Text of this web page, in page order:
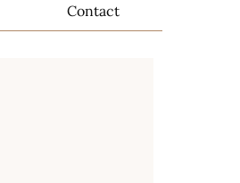
Contact